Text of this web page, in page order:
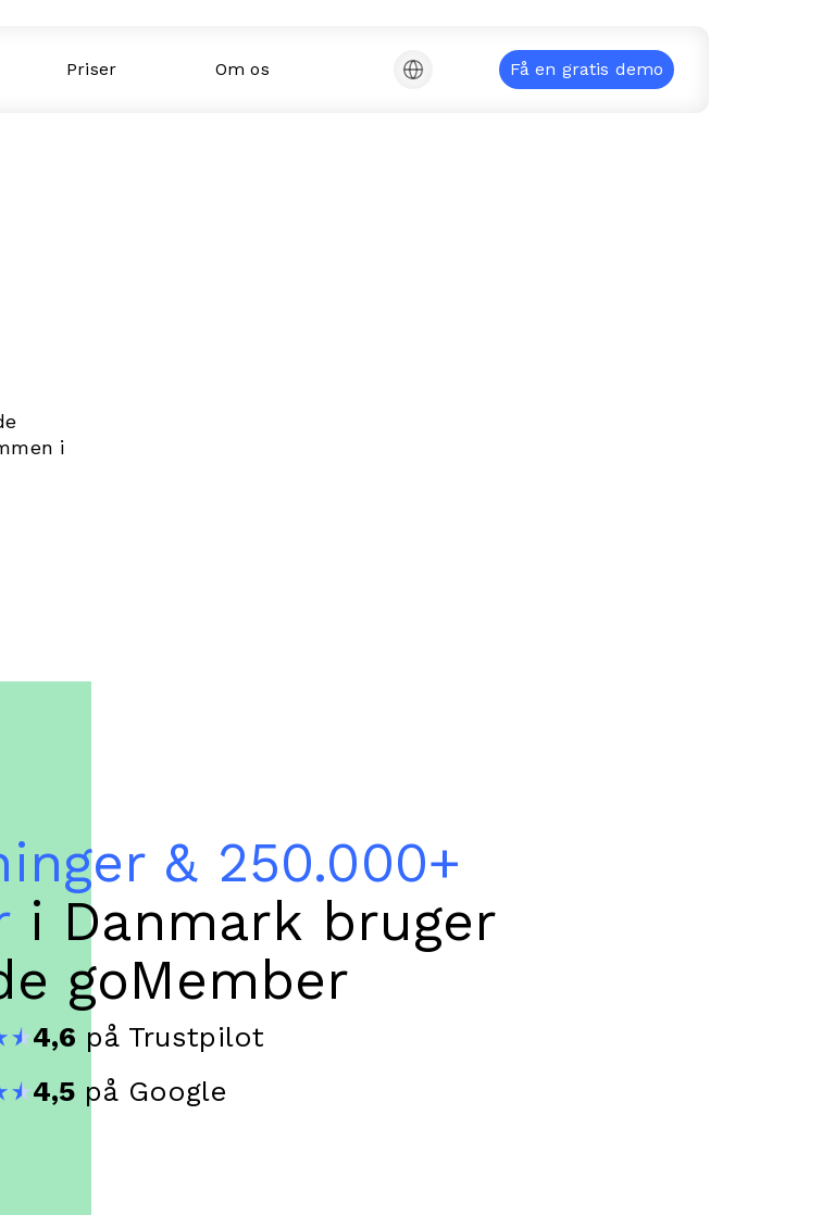
Priser Om os Få en gratis demo
i
& 250.000+
i Danmark bruger
goMember
4,6 på Trustpilot
4,5 på Google